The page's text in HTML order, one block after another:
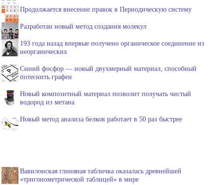
Продолжается внесение правок в Периодическую систему
Разработан новый метод создания молекул
193 года назад впервые получено органическое соединение из
неорганических
Синий фосфор — новый двухмерный материал, способный
потеснить графен
Новый композитный материал позволит получать чистый
водород из метана
Новый метод анализа белков работает в 50 раз быстрее
Вавилонская глиняная табличка оказалась древнейшей
«тригонометрической таблицей» в мире